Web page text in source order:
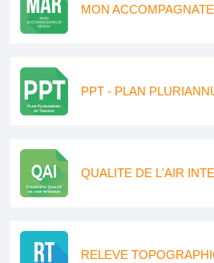
MON
PPT - PLAN
QUALITE DE L'AIR
RELEVE